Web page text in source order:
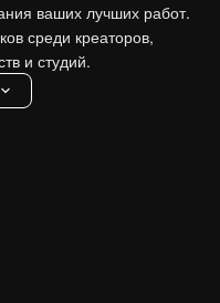
ваших лучших работ.
среди креаторов,
и студий.